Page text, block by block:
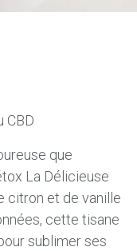
CBD
que
La Délicieuse
citron et de vanille
cette tisane
sublimer ses